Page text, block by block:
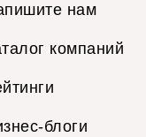
нам
компаний
блоги